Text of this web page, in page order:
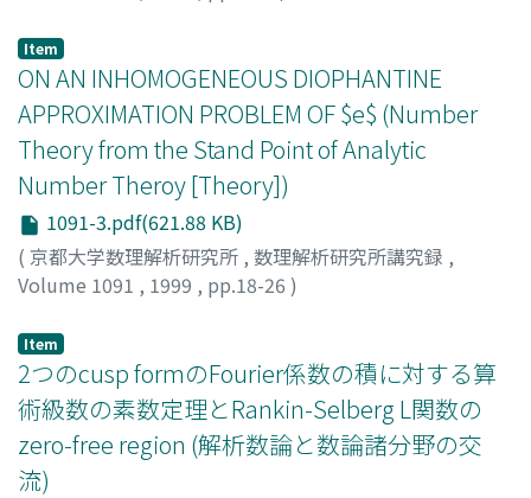
Item
ON AN INHOMOGENEOUS DIOPHANTINE
APPROXIMATION PROBLEM OF $e$ (Number
Theory from the Stand Point of Analytic
Number Theroy [Theory])
1091-3.pdf(621.88 KB)
( 京都大学数理解析研究所 , 数理解析研究所講究録 ,
Volume 1091 , 1999 , pp.18-26 )
Item
2つのcusp formのFourier係数の積に対する算
術級数の素数定理とRankin-Selberg L関数の
zero-free region (解析数論と数論諸分野の交
流)